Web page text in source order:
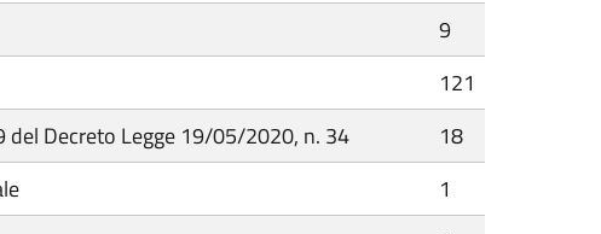
9
121
del Decreto Legge 19/05/2020, n. 34
18
1